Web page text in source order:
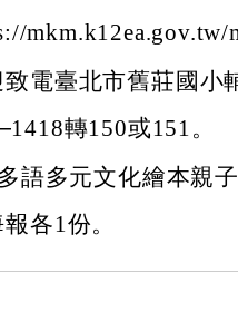
mkm.k12ea.gov.tw/
電臺北市舊莊國小
轉150或151。
語多元文化繪本親
各1份。